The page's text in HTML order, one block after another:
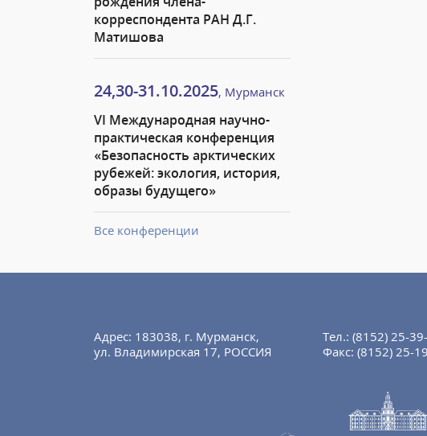
корреспондента РАН Д.Г.
Матишова
24,30-31.10.2025, Мурманск
VI Международная научно-
практическая конференция
«Безопасность арктических
рубежей: экология, история,
образы будущего»
Все конференции
Адрес: 183038, г. Мурманск,
ул. Владимирская 17, РОССИЯ
Тел.: (8152) 25-
Факс: (8152) 25-